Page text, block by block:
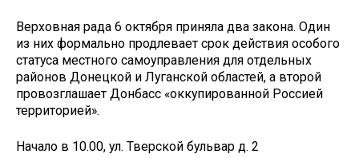
Верховная рада 6 октября приняла два закона. Один
из них формально продлевает срок действия особого
статуса местного самоуправления для отдельных
районов Донецкой и Луганской областей, а второй
провозглашает Донбасс «оккупированной Россией
территорией».
Начало в 10.00, ул. Тверской бульвар д. 2